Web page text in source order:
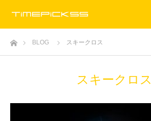
ホームBLOG スキークロス
スキークロス